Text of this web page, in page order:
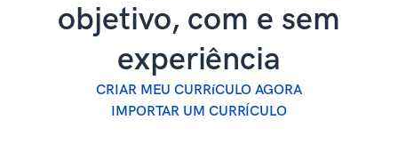
objetivo, com e sem
experiência
CRIAR MEU CURRíCULO AGORA
IMPORTAR UM CURRÍCULO